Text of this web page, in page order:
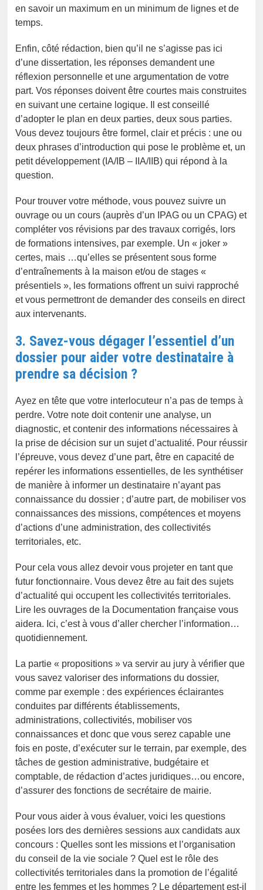
en savoir un maximum en un minimum de lignes et de
temps.
Enfin, côté rédaction, bien qu’il ne s’agisse pas ici
d’une dissertation, les réponses demandent une
réflexion personnelle et une argumentation de votre
part. Vos réponses doivent être courtes mais construites
en suivant une certaine logique. Il est conseillé
d’adopter le plan en deux parties, deux sous parties.
Vous devez toujours être formel, clair et précis : une ou
deux phrases d’introduction qui pose le problème et, un
petit développement (IA/IB – IIA/IIB) qui répond à la
question.
Pour trouver votre méthode, vous pouvez suivre un
ouvrage ou un cours (auprès d’un IPAG ou un CPAG) et
compléter vos révisions par des travaux corrigés, lors
de formations intensives, par exemple. Un « joker »
certes, mais …qu’elles se présentent sous forme
d’entraînements à la maison et/ou de stages «
présentiels », les formations offrent un suivi rapproché
et vous permettront de demander des conseils en direct
aux intervenants.
3. Savez-vous dégager l’essentiel d’un
dossier pour aider votre destinataire à
prendre sa décision ?
Ayez en tête que votre interlocuteur n’a pas de temps à
perdre. Votre note doit contenir une analyse, un
diagnostic, et contenir des informations nécessaires à
la prise de décision sur un sujet d’actualité. Pour réussir
l’épreuve, vous devez d’une part, être en capacité de
repérer les informations essentielles, de les synthétiser
de manière à informer un destinataire n’ayant pas
connaissance du dossier ; d’autre part, de mobiliser vos
connaissances des missions, compétences et moyens
d’actions d’une administration, des collectivités
territoriales, etc.
Pour cela vous allez devoir vous projeter en tant que
futur fonctionnaire. Vous devez être au fait des sujets
d’actualité qui occupent les collectivités territoriales.
Lire les ouvrages de la Documentation française vous
aidera. Ici, c’est à vous d’aller chercher l’information…
quotidiennement.
La partie « propositions » va servir au jury à vérifier que
vous savez valoriser des informations du dossier,
comme par exemple : des expériences éclairantes
conduites par différents établissements,
administrations, collectivités, mobiliser vos
connaissances et donc que vous serez capable une
fois en poste, d’exécuter sur le terrain, par exemple, des
tâches de gestion administrative, budgétaire et
comptable, de rédaction d’actes juridiques…ou encore,
d’assurer des fonctions de secrétaire de mairie.
Pour vous aider à vous évaluer, voici les questions
posées lors des dernières sessions aux candidats aux
concours : Quelles sont les missions et l’organisation
du conseil de la vie sociale ? Quel est le rôle des
collectivités territoriales dans la promotion de l’égalité
entre les femmes et les hommes ? Le département est-il